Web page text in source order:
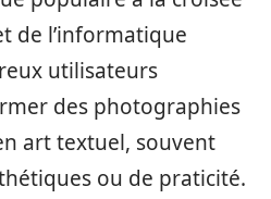
de l’informatique
utilisateurs
des photographies
art textuel, souvent
ou de praticité.